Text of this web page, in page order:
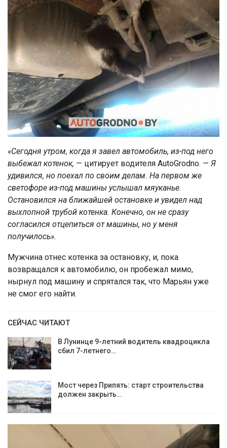
«Сегодня утром, когда я завел автомобиль, из-под него
выбежал котенок, — цитирует водителя AutoGrodno. — Я
удивился, но поехал по своим делам. На первом же
светофоре из-под машины услышал мяуканье.
Остановился на ближайшей остановке и увидел над
выхлопной трубой котенка. Конечно, он не сразу
согласился отцепиться от машины, но у меня
получилось».
Мужчина отнес котенка за остановку, и, пока
возвращался к автомобилю, он пробежал мимо,
нырнул под машину и спрятался так, что Марьян уже
не смог его найти.
СЕЙЧАС ЧИТАЮТ
В Лунинце 9-летний водитель квадроцикла
сбил 7-летнего…
Мост через Припять: старт строительства
должен закрыть…